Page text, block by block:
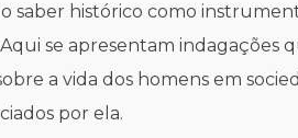
histórico como
se apresentam indagações
a vida dos homens em
por ela.